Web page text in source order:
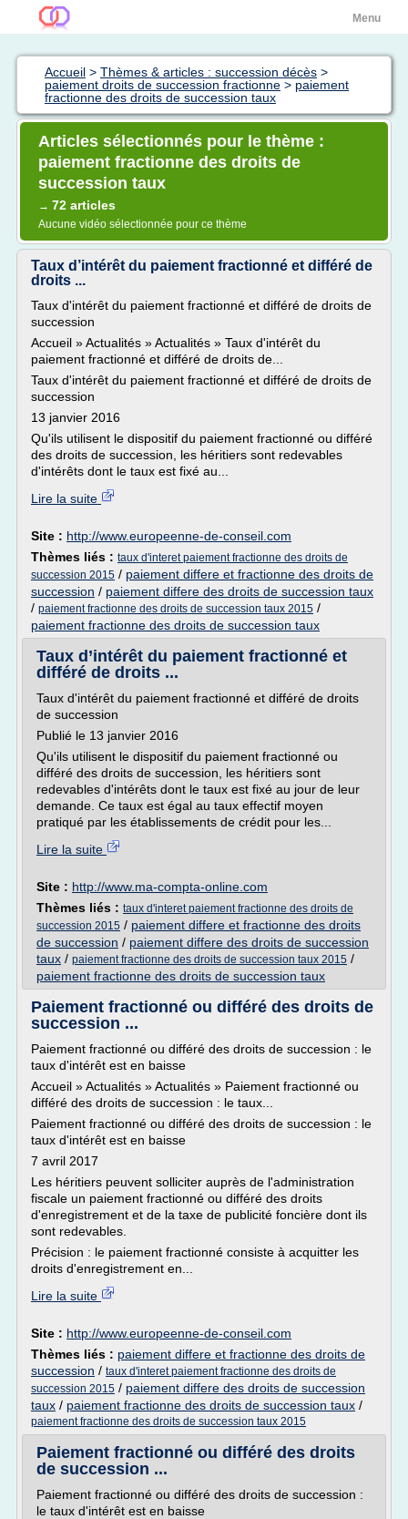
Menu
Accueil > Thèmes & articles : succession décès >
paiement droits de succession fractionne > paiement
fractionne des droits de succession taux
Articles sélectionnés pour le thème :
paiement fractionne des droits de
succession taux
→ 72 articles
Aucune vidéo sélectionnée pour ce thème
Taux d’intérêt du paiement fractionné et différé de
droits ...
Taux d'intérêt du paiement fractionné et différé de droits de
succession
Accueil » Actualités » Actualités » Taux d'intérêt du
paiement fractionné et différé de droits de...
Taux d'intérêt du paiement fractionné et différé de droits de
succession
13 janvier 2016
Qu'ils utilisent le dispositif du paiement fractionné ou différé
des droits de succession, les héritiers sont redevables
d'intérêts dont le taux est fixé au...
Lire la suite
Site : http://www.europeenne-de-conseil.com
Thèmes liés : taux d'interet paiement fractionne des droits de
succession 2015 / paiement differe et fractionne des droits de
succession / paiement differe des droits de succession taux
/ paiement fractionne des droits de succession taux 2015 /
paiement fractionne des droits de succession taux
Taux d’intérêt du paiement fractionné et
différé de droits ...
Taux d'intérêt du paiement fractionné et différé de droits
de succession
Publié le 13 janvier 2016
Qu'ils utilisent le dispositif du paiement fractionné ou
différé des droits de succession, les héritiers sont
redevables d'intérêts dont le taux est fixé au jour de leur
demande. Ce taux est égal au taux effectif moyen
pratiqué par les établissements de crédit pour les...
Lire la suite
Site : http://www.ma-compta-online.com
Thèmes liés : taux d'interet paiement fractionne des droits de
succession 2015 / paiement differe et fractionne des droits
de succession / paiement differe des droits de succession
taux / paiement fractionne des droits de succession taux 2015 /
paiement fractionne des droits de succession taux
Paiement fractionné ou différé des droits de
succession ...
Paiement fractionné ou différé des droits de succession : le
taux d'intérêt est en baisse
Accueil » Actualités » Actualités » Paiement fractionné ou
différé des droits de succession : le taux...
Paiement fractionné ou différé des droits de succession : le
taux d'intérêt est en baisse
7 avril 2017
Les héritiers peuvent solliciter auprès de l'administration
fiscale un paiement fractionné ou différé des droits
d'enregistrement et de la taxe de publicité foncière dont ils
sont redevables.
Précision : le paiement fractionné consiste à acquitter les
droits d'enregistrement en...
Lire la suite
Site : http://www.europeenne-de-conseil.com
Thèmes liés : paiement differe et fractionne des droits de
succession / taux d'interet paiement fractionne des droits de
succession 2015 / paiement differe des droits de succession
taux / paiement fractionne des droits de succession taux /
paiement fractionne des droits de succession taux 2015
Paiement fractionné ou différé des droits
de succession ...
Paiement fractionné ou différé des droits de succession :
le taux d'intérêt est en baisse